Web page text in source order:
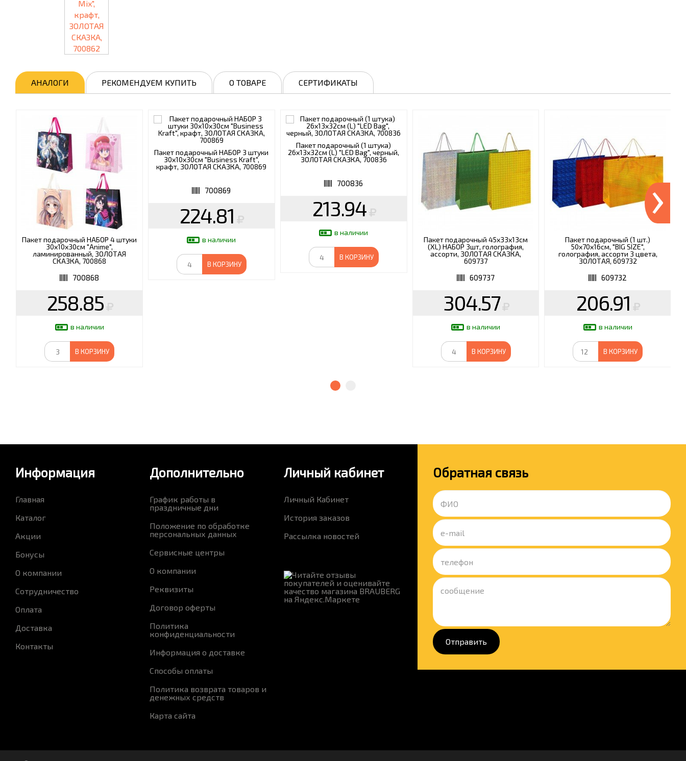
АНАЛОГИ РЕКОМЕНДУЕМ КУПИТЬ О ТОВАРЕ СЕРТИФИКАТЫ
Пакет подарочный НАБОР 4 штуки
30х10х30см "Anime",
ламинированный, ЗОЛОТАЯ
СКАЗКА, 700868
700868
258.85
в наличии
В КОРЗИНУ
Пакет подарочный НАБОР 3 штуки
30х10х30см "Business Kraft",
крафт, ЗОЛОТАЯ СКАЗКА, 700869
700869
224.81
в наличии
В КОРЗИНУ
Пакет подарочный (1 штука)
26x13x32см (L) "LED Bag", черный,
ЗОЛОТАЯ СКАЗКА, 700836
700836
213.94
в наличии
В КОРЗИНУ
Пакет подарочный 45x33x13см
(XL) НАБОР 3шт, голография,
ассорти, ЗОЛОТАЯ СКАЗКА,
609737
609737
304.57
в наличии
В КОРЗИНУ
Пакет подарочный (1 шт.)
50x70x16см, "BIG SIZE",
голография, ассорти 3 цвета,
ЗОЛОТАЯ, 609732
609732
206.91
в наличии
В КОРЗИНУ
›
Информация
Главная
Каталог
Акции
Бонусы
О компании
Сотрудничество
Оплата
Доставка
Контакты
Дополнительно
График работы в
праздничные дни
Положение по обработке
персональных данных
Сервисные центры
О компании
Реквизиты
Договор оферты
Политика
конфиденциальности
Информация о доставке
Способы оплаты
Политика возврата товаров и
денежных средств
Карта сайта
Личный кабинет
Личный Кабинет
История заказов
Рассылка новостей
Обратная связь
Отправить